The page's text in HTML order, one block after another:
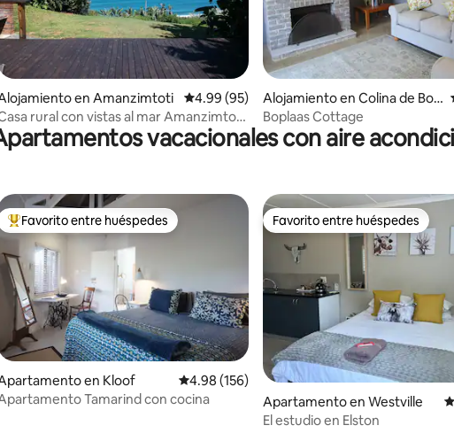
5.0 de 5, 11 reseñas
en Amanzimtoti Calificación promedio: 4.99 de 5, 95 reseñas
4.99 (95)
rural con vistas al mar Amanzimtoti,
escapada privada
Alojamiento en Colina de Bot
ha
Boplaas Cottage
vacacionales con aire
4.86 de 5, 128 reseñas
Favorito entre huéspedes preferido
Favorito entre huéspedes
en Kloof Calificación promedio: 4.98 de 5, 156 reseñas
4.98 (156)
Tamarind con cocina
Favorito entre huéspedes
Favorito entre huéspedes
Apartamento en Westville
El estudio en Elston